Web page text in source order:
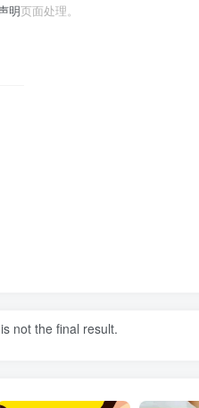
明页面处理。
not the final result.